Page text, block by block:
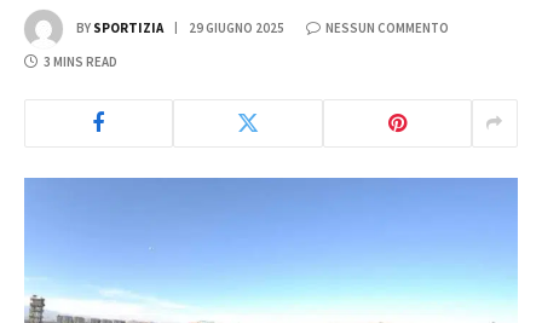
BY SPORTIZIA 29 GIUGNO 2025 NESSUN COMMENTO
3 MINS READ